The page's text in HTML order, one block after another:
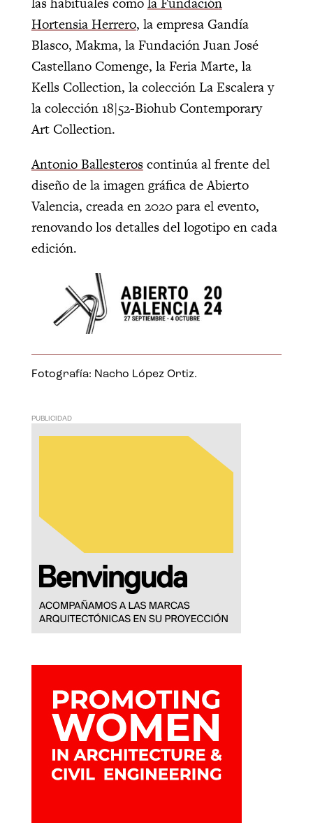
Hortensia Herrero, la empresa Gandía
Blasco, Makma, la Fundación Juan José
Castellano Comenge, la Feria Marte, la
Kells Collection, la colección La Escalera y
la colección 18|52-Biohub Contemporary
Art Collection.
Antonio Ballesteroscontinúa al frente del
diseño de la imagen gráfica de Abierto
Valencia, creada en 2020 para el evento,
renovando los detalles del logotipo en cada
edición.
Fotografía: Nacho López Ortiz.
PUBLICIDAD